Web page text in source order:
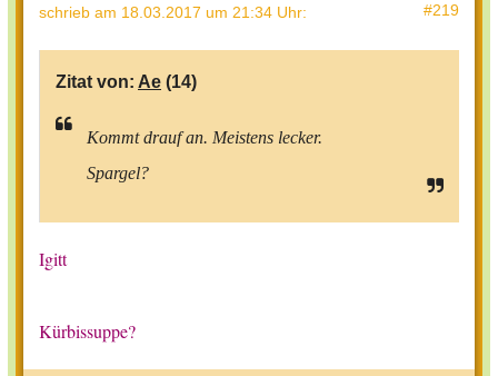
schrieb am 18.03.2017 um 21:34 Uhr: #219
Zitat von: Ae (14)
Kommt drauf an. Meistens lecker.
Spargel?
Igitt
Kürbissuppe?